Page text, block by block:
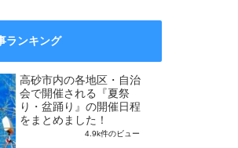
ンキング
高砂市内の各地区・自治
会で開催される『夏祭
り・盆踊り』の開催日程
をまとめました！
4.9k件のビュー